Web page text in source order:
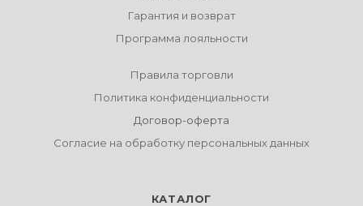
Гарантия и возврат
Программа лояльности
Правила торговли
Политика конфиденциальности
Договор-оферта
Согласие на обработку персональных данных
КАТАЛОГ